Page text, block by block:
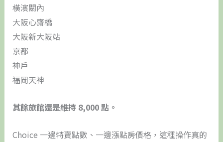
橫濱關內
大阪心齋橋
大阪新大阪站
京都
神戶
福岡天神
其餘旅館還是維持 8,000 點。
Choice 一邊特賣點數、一邊漲點房價格，這種操作真的